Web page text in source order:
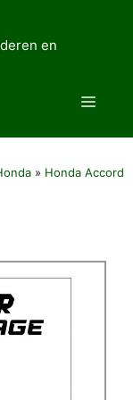
en
Menu
» Honda Accord